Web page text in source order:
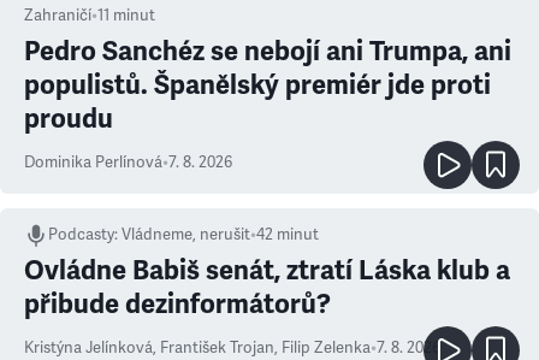
Zahraničí•11 minut
Pedro Sanchéz se nebojí ani Trumpa, ani
populistů. Španělský premiér jde proti
proudu
Dominika Perlínová•7. 8. 2026
Podcasty:Vládneme, nerušit•42 minut
Ovládne Babiš senát, ztratí Láska klub a
přibude dezinformátorů?
Kristýna Jelínková, František Trojan, Filip Zelenka•7. 8. 2026